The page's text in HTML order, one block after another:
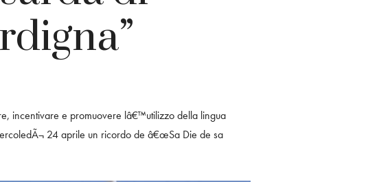
incentivare e promuovere lâ€™utilizzo della lingua
24 aprile un ricordo de â€œSa Die de sa